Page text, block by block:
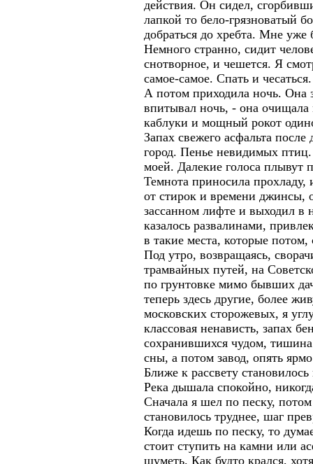
действия. Он сидел,
лапкой то бело-грязноватый
добраться до хребта. Мне уже
Немного странно, сидит
снотворное, и чешется. Я
самое-самое. Спать и
А потом приходила ночь. Она
впитывал ночь, - она очищала
каблуки и мощный рокот
Запах свежего асфальта
город. Пенье невидимых
моей. Далекие голоса плывут
Темнота приносила прохладу,
от стирок и времени джинсы,
зассанном лифте и выходил в
казалось развалинами,
в такие места, которые потом,
Под утро, возвращаясь,
трамвайных путей, на
по грунтовке мимо бывших
теперь здесь другие, более
московских сторожевых, я
классовая ненависть, запах
сохранившихся чудом,
сны, а потом завод, опять
Ближе к рассвету
Река дышала спокойно,
Сначала я шел по песку,
становилось труднее, шаг
Когда идешь по песку, то
стоит ступить на камни или
шуметь. Как будто крался,